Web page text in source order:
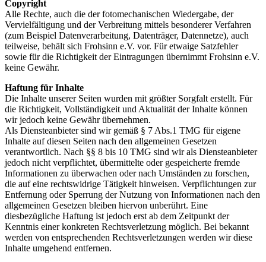
Copyright
Alle Rechte, auch die der fotomechanischen Wiedergabe, der
Vervielfältigung und der Verbreitung mittels besonderer Verfahren
(zum Beispiel Datenverarbeitung, Datenträger, Datennetze), auch
teilweise, behält sich Frohsinn e.V. vor. Für etwaige Satzfehler
sowie für die Richtigkeit der Eintragungen übernimmt Frohsinn e.V.
keine Gewähr.
Haftung für Inhalte
Die Inhalte unserer Seiten wurden mit größter Sorgfalt erstellt. Für
die Richtigkeit, Vollständigkeit und Aktualität der Inhalte können
wir jedoch keine Gewähr übernehmen.
Als Diensteanbieter sind wir gemäß § 7 Abs.1 TMG für eigene
Inhalte auf diesen Seiten nach den allgemeinen Gesetzen
verantwortlich. Nach §§ 8 bis 10 TMG sind wir als Diensteanbieter
jedoch nicht verpflichtet, übermittelte oder gespeicherte fremde
Informationen zu überwachen oder nach Umständen zu forschen,
die auf eine rechtswidrige Tätigkeit hinweisen. Verpflichtungen zur
Entfernung oder Sperrung der Nutzung von Informationen nach den
allgemeinen Gesetzen bleiben hiervon unberührt. Eine
diesbezügliche Haftung ist jedoch erst ab dem Zeitpunkt der
Kenntnis einer konkreten Rechtsverletzung möglich. Bei bekannt
werden von entsprechenden Rechtsverletzungen werden wir diese
Inhalte umgehend entfernen.